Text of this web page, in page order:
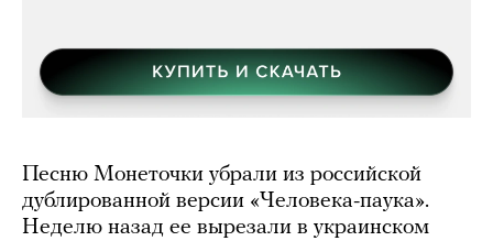
Песню Монеточки убрали из российской
дублированной версии «Человека-паука».
Неделю назад ее вырезали в украинском